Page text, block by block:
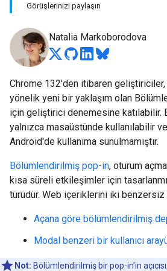
Görüşlerinizi paylaşın
Natalia Markoborodova
Chrome 132'den itibaren geliştiriciler,
yönelik yeni bir yaklaşım olan
için geliştirici denemesine
yalnızca masaüstünde kullanılabilir
Android'de kullanıma sunulmamıştır.
Bölümlendirilmiş pop-in, oturum
kısa süreli etkileşimler için
türüdür. Web içeriklerini iki
Açana göre bölümlendirilmiş
Modal benzeri bir kullanıcı
Not: Bölümlendirilmiş bir pop-in'in